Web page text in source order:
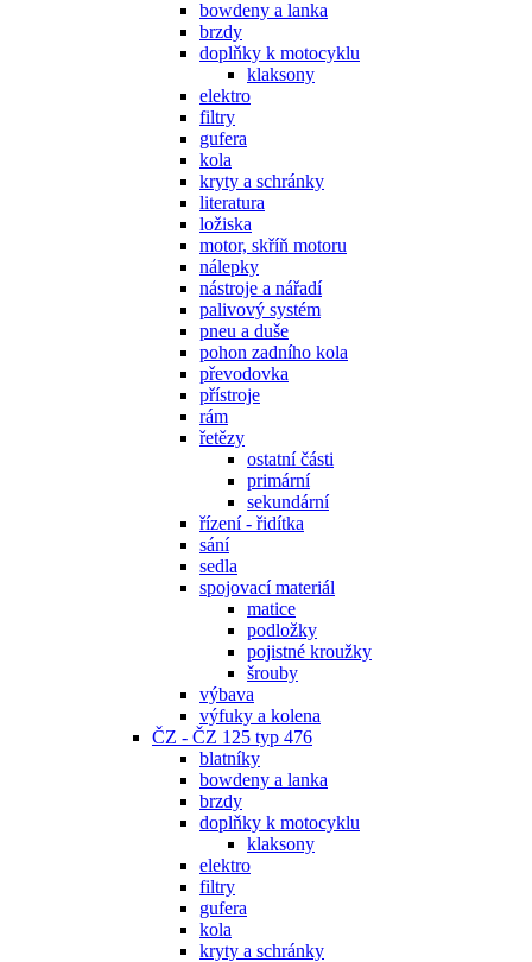
bowdeny a lanka
brzdy
doplňky k motocyklu
klaksony
elektro
filtry
gufera
kola
kryty a schránky
literatura
ložiska
motor, skříň motoru
nálepky
nástroje a nářadí
palivový systém
pneu a duše
pohon zadního kola
převodovka
přístroje
rám
řetězy
ostatní části
primární
sekundární
řízení - řidítka
sání
sedla
spojovací materiál
matice
podložky
pojistné kroužky
šrouby
výbava
výfuky a kolena
ČZ - ČZ 125 typ 476
blatníky
bowdeny a lanka
brzdy
doplňky k motocyklu
klaksony
elektro
filtry
gufera
kola
kryty a schránky